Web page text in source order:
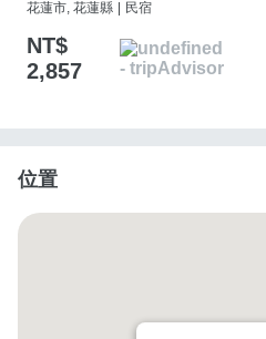
花蓮市, 花蓮縣 民宿
NT$
2,857
位置